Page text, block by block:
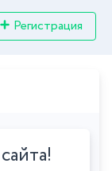
Регистрация